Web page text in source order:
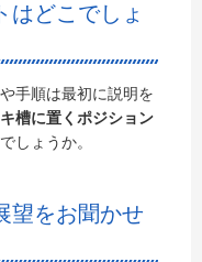
はどこでしょ
手順は最初に説明を
槽に置くポジション
しょうか。
望をお聞かせ